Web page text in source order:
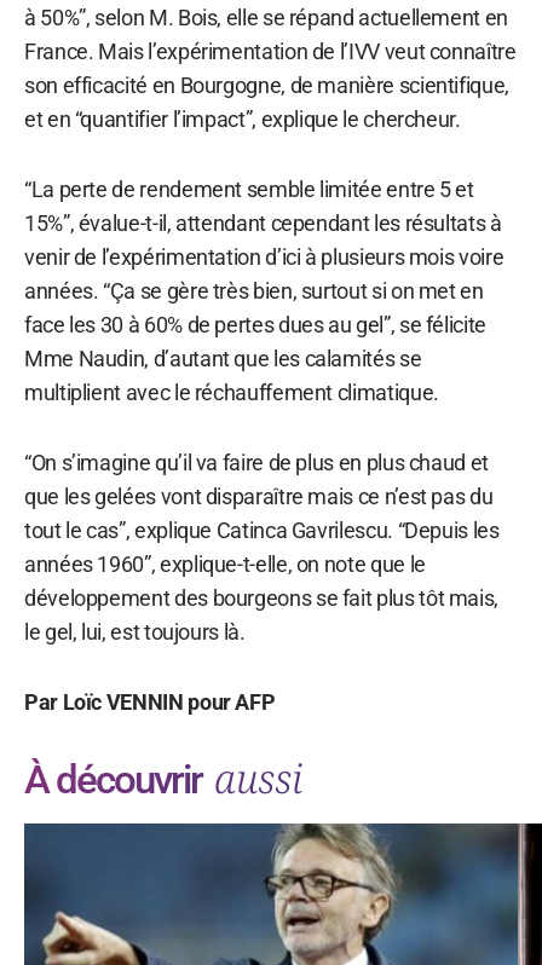
à 50%”, selon M. Bois, elle se répand actuellement en
France. Mais l’expérimentation de l’IVV veut connaître
son efficacité en Bourgogne, de manière scientifique,
et en “quantifier l’impact”, explique le chercheur.
“La perte de rendement semble limitée entre 5 et
15%”, évalue-t-il, attendant cependant les résultats à
venir de l’expérimentation d’ici à plusieurs mois voire
années. “Ça se gère très bien, surtout si on met en
face les 30 à 60% de pertes dues au gel”, se félicite
Mme Naudin, d’autant que les calamités se
multiplient avec le réchauffement climatique.
“On s’imagine qu’il va faire de plus en plus chaud et
que les gelées vont disparaître mais ce n’est pas du
tout le cas”, explique Catinca Gavrilescu. “Depuis les
années 1960”, explique-t-elle, on note que le
développement des bourgeons se fait plus tôt mais,
le gel, lui, est toujours là.
Par Loïc VENNIN pour AFP
À découvrir aussi